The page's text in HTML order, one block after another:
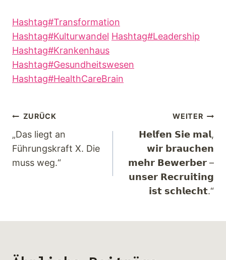
Hashtag#Transformation
Hashtag#Kulturwandel Hashtag#Leadership
Hashtag#Krankenhaus
Hashtag#Gesundheitswesen
Hashtag#HealthCareBrain
ZURÜCK
„Das liegt an
Führungskraft X. Die
muss weg.“
WEITER
𝗛𝗲𝗹𝗳𝗲𝗻 𝗦𝗶𝗲 𝗺𝗮𝗹,
𝘄𝗶𝗿 𝗯𝗿𝗮𝘂𝗰𝗵𝗲𝗻
𝗺𝗲𝗵𝗿 𝗕𝗲𝘄𝗲𝗿𝗯𝗲𝗿 –
𝘂𝗻𝘀𝗲𝗿 𝗥𝗲𝗰𝗿𝘂𝗶𝘁𝗶𝗻𝗴
𝗶𝘀𝘁 𝘀𝗰𝗵𝗹𝗲𝗰𝗵𝘁.“